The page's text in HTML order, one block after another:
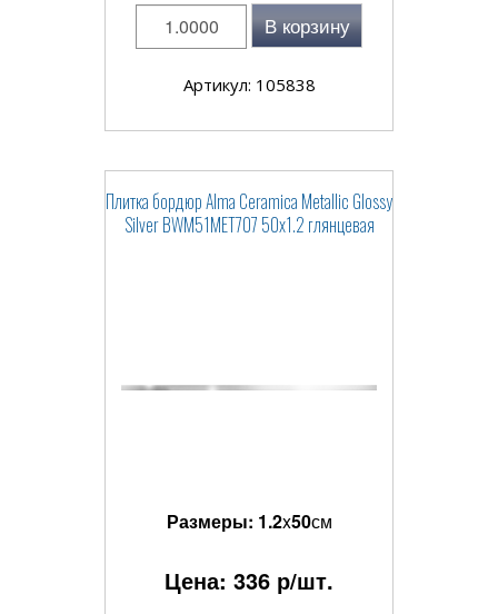
В корзину
Артикул: 105838
Плитка бордюр Alma Ceramica Metallic Glossy
Silver BWM51MET707 50x1.2 глянцевая
Размеры: 1.2x50см
Цена: 336 р/шт.